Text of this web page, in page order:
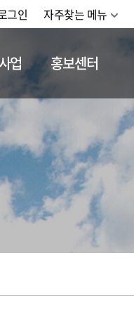
그인 자주찾는 메뉴
업 홍보센터